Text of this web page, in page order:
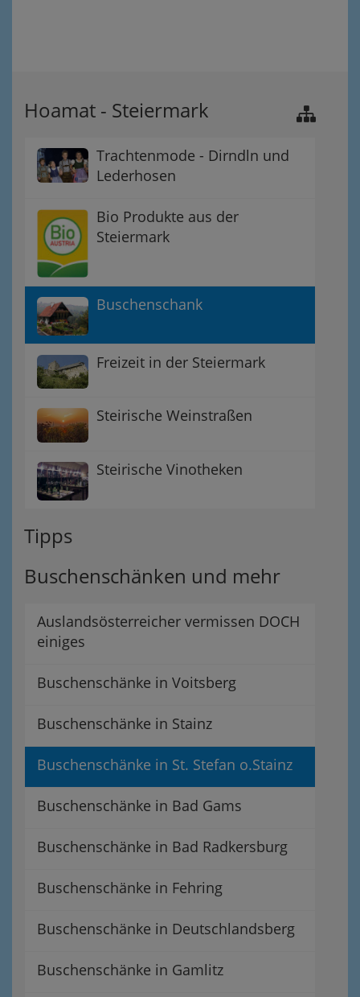
Hoamat - Steiermark
Trachtenmode - Dirndln und
Lederhosen
Bio Produkte aus der
Steiermark
Buschenschank
Freizeit in der Steiermark
Steirische Weinstraßen
Steirische Vinotheken
Tipps
Buschenschänken und mehr
Auslandsösterreicher vermissen DOCH
einiges
Buschenschänke in Voitsberg
Buschenschänke in Stainz
Buschenschänke in St. Stefan o.Stainz
Buschenschänke in Bad Gams
Buschenschänke in Bad Radkersburg
Buschenschänke in Fehring
Buschenschänke in Deutschlandsberg
Buschenschänke in Gamlitz